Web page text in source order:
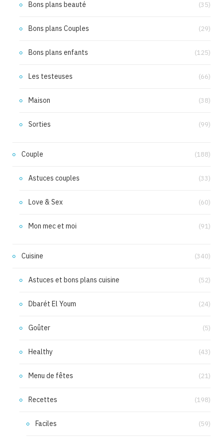
Bons plans beauté (35)
Bons plans Couples (29)
Bons plans enfants (125)
Les testeuses (66)
Maison (38)
Sorties (99)
Couple (188)
Astuces couples (33)
Love & Sex (60)
Mon mec et moi (91)
Cuisine (340)
Astuces et bons plans cuisine (52)
Dbarét El Youm (24)
Goûter (5)
Healthy (43)
Menu de fêtes (21)
Recettes (198)
Faciles (59)